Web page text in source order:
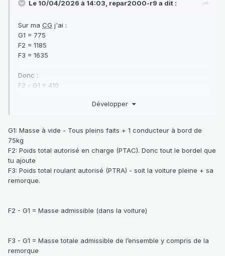
Le 10/04/2026 à 14:03, repar2000-r9 a dit :
Sur ma CG j'ai :
G1 = 775
F2 = 1185
F3 = 1635
Donc :
F2 - G1 = 410
embarqué ( conducteur, passagers, essence, sanglier dans
Et
F3 - G1 = 860
C'est quoi ?
Comment considérer une remorque freinée ?
Développer
G1: Masse à vide - Tous pleins faits + 1 conducteur à bord de
75kg
F2: Poids total autorisé en charge (PTAC). Donc tout le bordel que
tu ajoute
F3: Poids total roulant autorisé (PTRA) - soit la voiture pleine + sa
remorque.
F2 - G1 = Masse admissible (dans la voiture)
F3 - G1 = Masse totale admissible de l’ensemble y compris de la
remorque